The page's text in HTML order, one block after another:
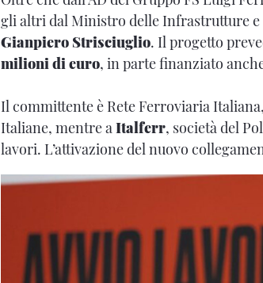
gli altri dal Ministro delle Infrastrutture
Gianpiero Strisciuglio. Il progetto
milioni di euro, in parte finanziato
Il committente è Rete Ferroviaria
Italiane, mentre aItalferr, società del
lavori. L’attivazione del nuovo